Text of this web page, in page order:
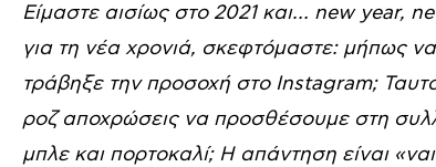
Είμαστε αισίως στο 2021 και… new year,
για τη νέα χρονιά, σκεφτόμαστε: μήπως
τράβηξε την προσοχή στο Instagram;
ροζ αποχρώσεις να προσθέσουμε στη
μπλε και πορτοκαλί; Η απάντηση είναι